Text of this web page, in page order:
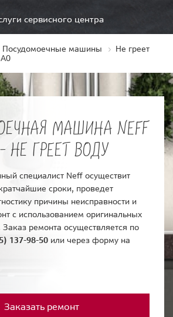
сервисного центра
Посудомоечные машины
Не греет
МАШИНА NEFF
НЕ ГРЕЕТ ВОДУ
специалист Neff осуществит
сроки, проведет
причины неисправности и
с использованием оригинальных
ремонта осуществляется по
137-98-50 или через форму на
Заказать ремонт